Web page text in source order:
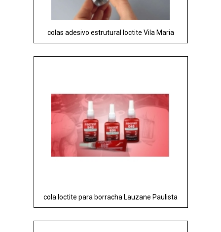
colas adesivo estrutural loctite Vila Maria
cola loctite para borracha Lauzane Paulista